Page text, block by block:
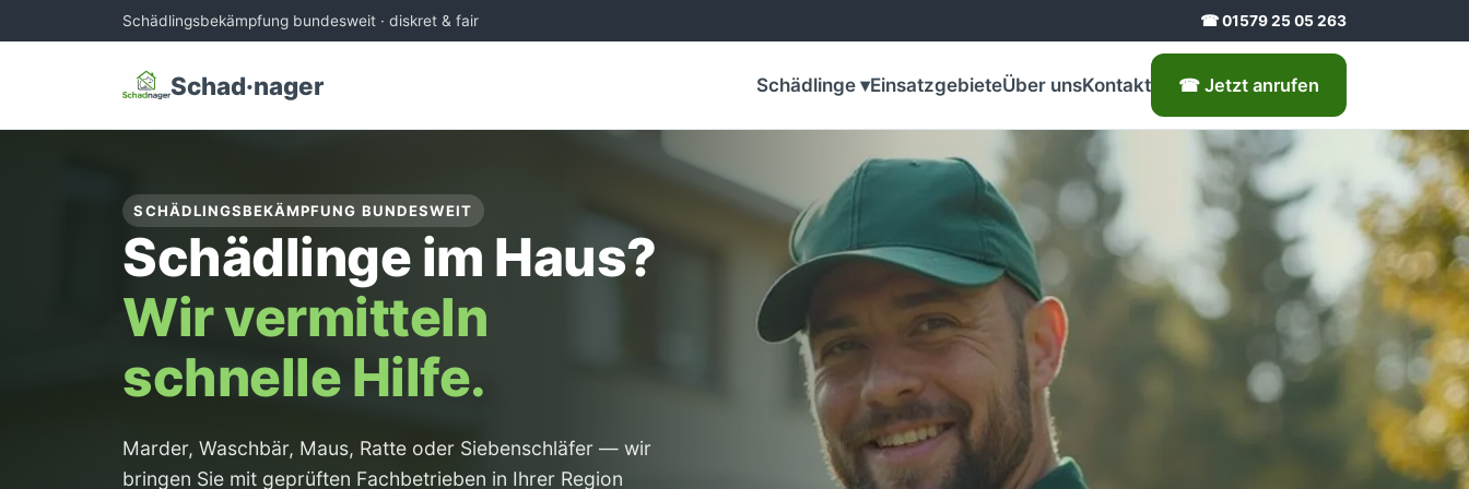
Schädlingsbekämpfung bundesweit · diskret & fair ☎ 01579 25 05 263
Schad·nager Schädlinge ▾EinsatzgebieteÜber unsKontakt ☎ Jetzt anrufen
SCHÄDLINGSBEKÄMPFUNG BUNDESWEIT
Schädlinge im Haus?
Wir vermitteln
schnelle Hilfe.
Marder, Waschbär, Maus, Ratte oder Siebenschläfer — wir
bringen Sie mit geprüften Fachbetrieben in Ihrer Region